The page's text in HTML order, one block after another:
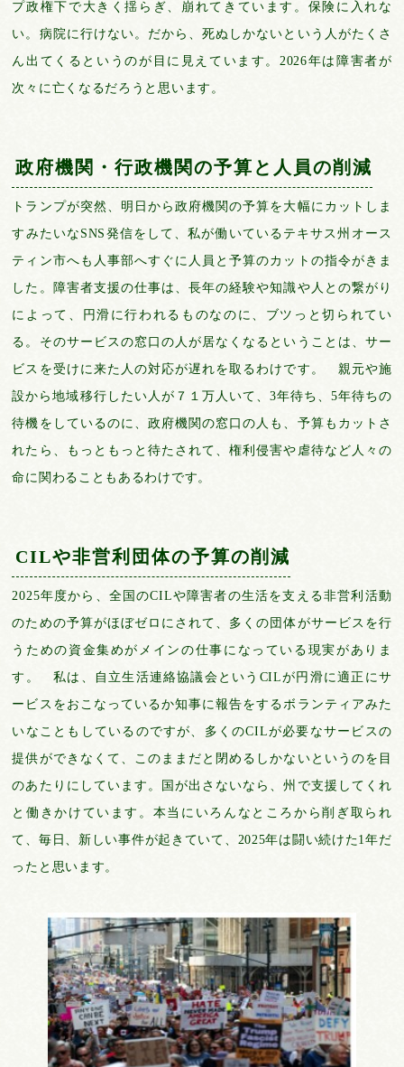
プ政権下で大きく揺らぎ、崩れてきています。保険に入れな
い。病院に行けない。だから、死ぬしかないという人がたくさ
ん出てくるというのが目に見えています。2026年は障害者が
次々に亡くなるだろうと思います。
政府機関・行政機関の予算と人員の削減
トランプが突然、明日から政府機関の予算を大幅にカットしま
すみたいなSNS発信をして、私が働いているテキサス州オース
ティン市へも人事部へすぐに人員と予算のカットの指令がきま
した。障害者支援の仕事は、長年の経験や知識や人との繋がり
によって、円滑に行われるものなのに、ブツっと切られてい
る。そのサービスの窓口の人が居なくなるということは、サー
ビスを受けに来た人の対応が遅れを取るわけです。 親元や施
設から地域移行したい人が７１万人いて、3年待ち、5年待ちの
待機をしているのに、政府機関の窓口の人も、予算もカットさ
れたら、もっともっと待たされて、権利侵害や虐待など人々の
命に関わることもあるわけです。
CILや非営利団体の予算の削減
2025年度から、全国のCILや障害者の生活を支える非営利活動
のための予算がほぼゼロにされて、多くの団体がサービスを行
うための資金集めがメインの仕事になっている現実がありま
す。 私は、自立生活連絡協議会というCILが円滑に適正にサ
ービスをおこなっているか知事に報告をするボランティアみた
いなこともしているのですが、多くのCILが必要なサービスの
提供ができなくて、このままだと閉めるしかないというのを目
のあたりにしています。国が出さないなら、州で支援してくれ
と働きかけています。本当にいろんなところから削ぎ取られ
て、毎日、新しい事件が起きていて、2025年は闘い続けた1年だ
ったと思います。